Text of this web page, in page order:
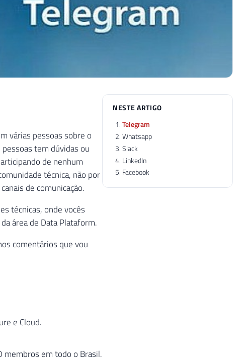
várias pessoas sobre o
tem dúvidas ou
de nenhum
técnica, não por
de comunicação.
técnicas, onde vocês
área de Data Plataform.
comentários que vou
e Cloud.
membros em todo o Brasil.
NESTE ARTIGO
Telegram
Whatsapp
Slack
LinkedIn
Facebook